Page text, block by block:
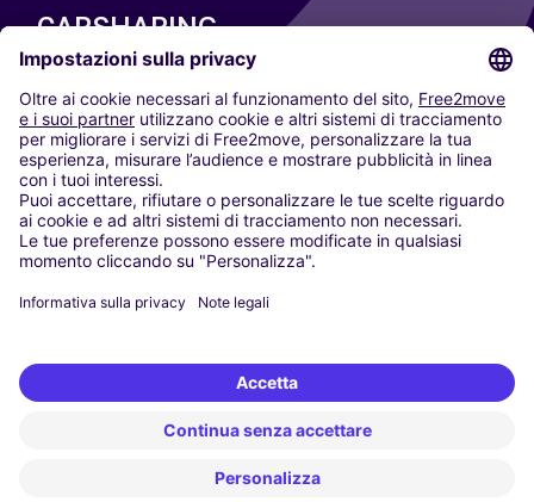
CARSHARING
LE NOSTRE CITTÀ
Paris
Madrid
Washington DC
Milano
Roma
Torino
Vienna
Berlino
Düsseldorf